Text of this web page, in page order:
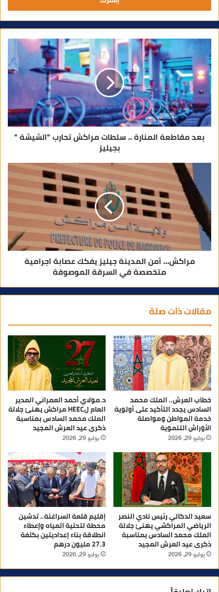
ر
ا
ل
إ
ل
ك
ت
و
ن
ي
بعد مقاطعة المنارة .. سلطات مراكش تحارب "الشيشة "
بجيليز
مراكش… أمن المدينة جيليز يفكك عصابة اجرامية
متخصصة في السرقة الموصوفة
مقالات ذات صلة
خطاب العرش.. الملك محمد
السادس يجدد التأكيد على أولوية
خدمة المواطن ومواصلة
الأوراش التنموية
يوليو 29, 2026
د.مولاي أحمد العمراني المدير
العام لHEEC مراكش يهنئ جلالة
الملك محمد السادس بمناسبة
ذكرى عيد العرش المجيد
يوليو 29, 2026
سعيد الدكالي رئيس نادي النصر
الرياضي المراكشي يهنئ جلالة
الملك محمد السادس بمناسبة
ذكرى عيد العرش المجيد
يوليو 29, 2026
إقليم قلعة السراغنة.. تدشين
محطة لتحلية المياه وإعطاء
انطلاقة بناء إعداديتين بكلفة
27.3 مليون درهم
يوليو 29, 2026